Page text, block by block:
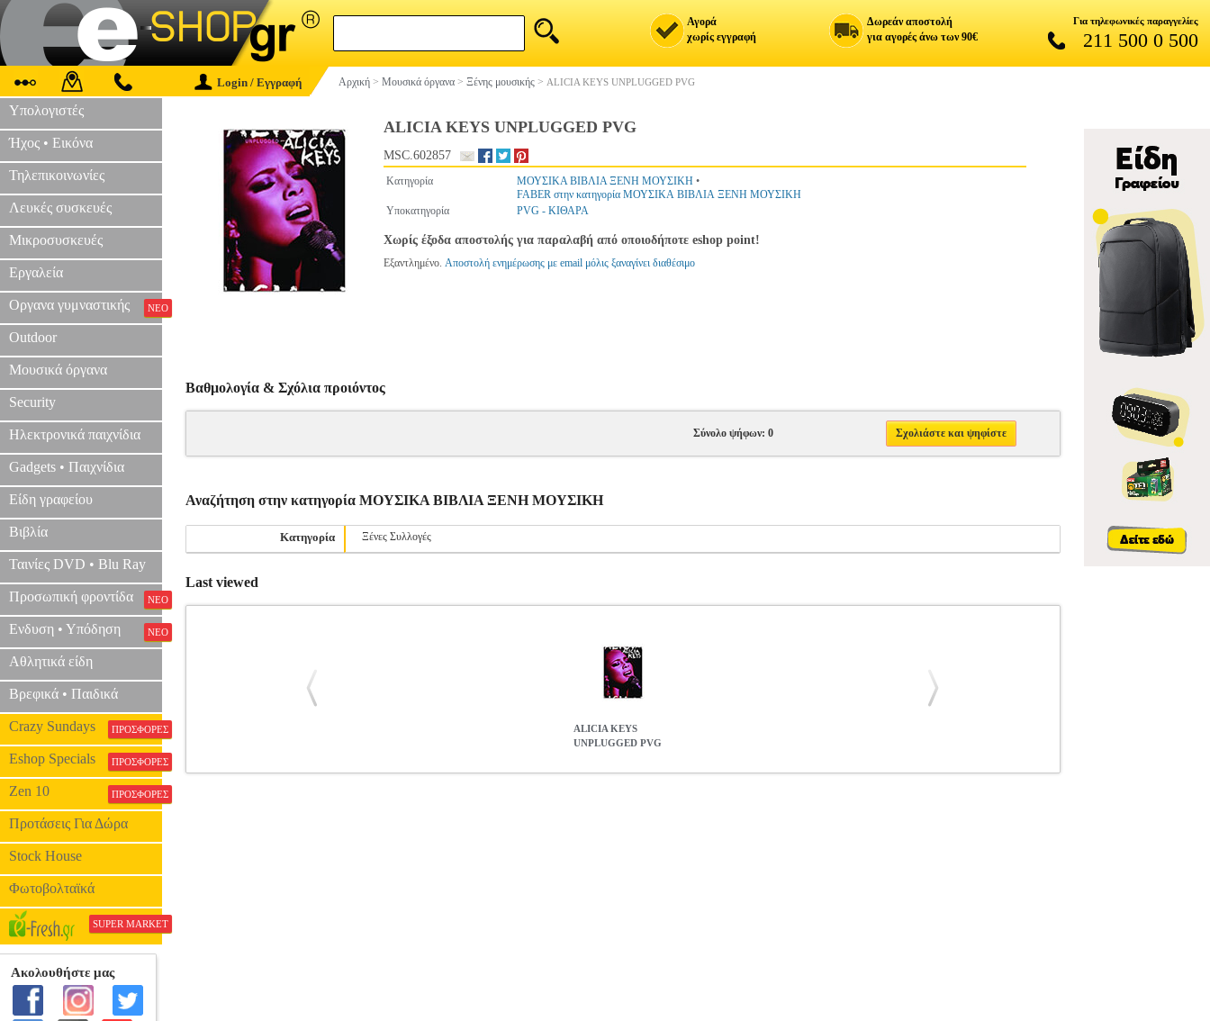
Αγορά
χωρίς εγγραφή
Δωρεάν αποστολή
για αγορές άνω των 90€
Για τηλεφωνικές παραγγελίες
211 500 0 500
Login / Εγγραφή Αρχική > Μουσικά όργανα > Ξένης μουσικής > ALICIA KEYS UNPLUGGED PVG
Υπολογιστές
Ήχος • Εικόνα
Τηλεπικοινωνίες
Λευκές συσκευές
Μικροσυσκευές
Εργαλεία
Οργανα γυμναστικής ΝΕΟ
Outdoor
Μουσικά όργανα
Security
Ηλεκτρονικά παιχνίδια
Gadgets • Παιχνίδια
Είδη γραφείου
Βιβλία
Ταινίες DVD • Blu Ray
Προσωπική φροντίδα ΝΕΟ
Ενδυση • Υπόδηση ΝΕΟ
Αθλητικά είδη
Βρεφικά • Παιδικά
Crazy Sundays ΠΡΟΣΦΟΡΕΣ
Eshop Specials ΠΡΟΣΦΟΡΕΣ
Zen 10 ΠΡΟΣΦΟΡΕΣ
Προτάσεις Για Δώρα
Stock House
Φωτοβολταϊκά
SUPER MARKET
ALICIA KEYS UNPLUGGED PVG
MSC.602857
Κατηγορία ΜΟΥΣΙΚΑ ΒΙΒΛΙΑ ΞΕΝΗ ΜΟΥΣΙΚΗ •
FABER στην κατηγορία ΜΟΥΣΙΚΑ ΒΙΒΛΙΑ ΞΕΝΗ ΜΟΥΣΙΚΗ
Υποκατηγορία
PVG - ΚΙΘΑΡΑ
Χωρίς έξοδα αποστολής για παραλαβή από οποιοδήποτε eshop point!
Εξαντλημένο. Αποστολή ενημέρωσης με email μόλις ξαναγίνει διαθέσιμο
Βαθμολογία & Σχόλια προιόντος
Σύνολο ψήφων: 0 Σχολιάστε και ψηφίστε
Αναζήτηση στην κατηγορία ΜΟΥΣΙΚΑ ΒΙΒΛΙΑ ΞΕΝΗ ΜΟΥΣΙΚΗ
Κατηγορία Ξένες Συλλογές
Last viewed
ALICIA KEYS
UNPLUGGED PVG